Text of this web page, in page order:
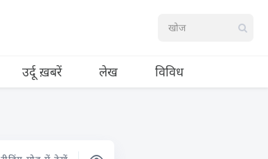
उर्दू ख़बरें लेख विविध